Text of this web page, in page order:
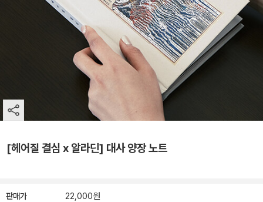
[헤어질 결심 x 알라딘] 대사 양장 노트
판매가 22,000원